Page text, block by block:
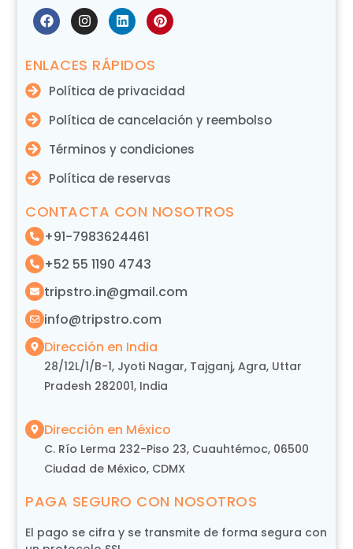
ENLACES RÁPIDOS
Política de privacidad
Política de cancelación y reembolso
Términos y condiciones
Política de reservas
CONTACTA CON NOSOTROS
+91-7983624461
+52 55 1190 4743
tripstro.in@gmail.com
info@tripstro.com
Dirección en India
28/12L/1/B-1, Jyoti Nagar, Tajganj, Agra, Uttar
Pradesh 282001, India
Dirección en México
C. Río Lerma 232-Piso 23, Cuauhtémoc, 06500
Ciudad de México, CDMX
PAGA SEGURO CON NOSOTROS
El pago se cifra y se transmite de forma segura con